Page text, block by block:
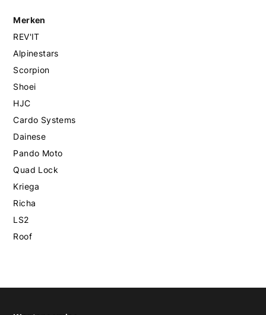
Merken
REV'IT
Alpinestars
Scorpion
Shoei
HJC
Cardo Systems
Dainese
Pando Moto
Quad Lock
Kriega
Richa
LS2
Roof